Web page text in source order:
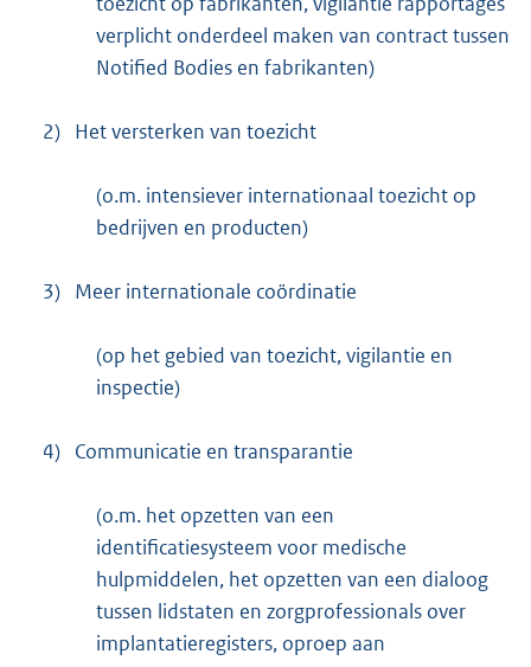
verplicht onderdeel maken van contract tussen
Notified Bodies en fabrikanten)
2) Het versterken van toezicht
(o.m. intensiever internationaal toezicht op
bedrijven en producten)
3) Meer internationale coördinatie
(op het gebied van toezicht, vigilantie en
inspectie)
4) Communicatie en transparantie
(o.m. het opzetten van een
identificatiesysteem voor medische
hulpmiddelen, het opzetten van een dialoog
tussen lidstaten en zorgprofessionals over
implantatieregisters, oproep aan